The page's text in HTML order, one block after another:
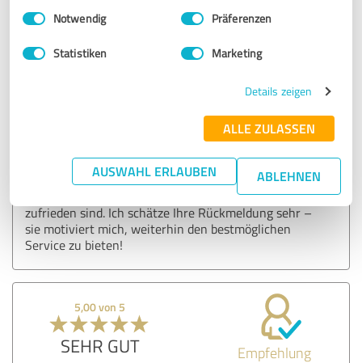
Impressum Datenschutzbestimmungen
Einwilligungsauswahl
Notwendig Präferenzen
Statistiken Marketing
Details zeigen
ALLE ZULASSEN
AUSWAHL ERLAUBEN ABLEHNEN
Erfahrungsbericht & Bewertung zu:
Kommentar von Webentwicklung Schäfer:
Vielen Dank für das positive Feedback! Es freut mich
sehr zu hören, dass Sie mit der Beratung und Leistung
zufrieden sind. Ich schätze Ihre Rückmeldung sehr –
sie motiviert mich, weiterhin den bestmöglichen
Service zu bieten!
5,00 von 5
SEHR GUT Empfehlung